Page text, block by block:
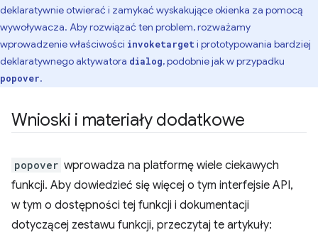
deklaratywnie otwierać i zamykać wyskakujące okienka za pomocą
wywoływacza. Aby rozwiązać ten problem, rozważamy
wprowadzenie właściwości invoketarget i prototypowania bardziej
deklaratywnego aktywatora dialog, podobnie jak w przypadku
popover.
Wnioski i materiały dodatkowe
popover wprowadza na platformę wiele ciekawych
funkcji. Aby dowiedzieć się więcej o tym interfejsie API,
w tym o dostępności tej funkcji i dokumentacji
dotyczącej zestawu funkcji, przeczytaj te artykuły: